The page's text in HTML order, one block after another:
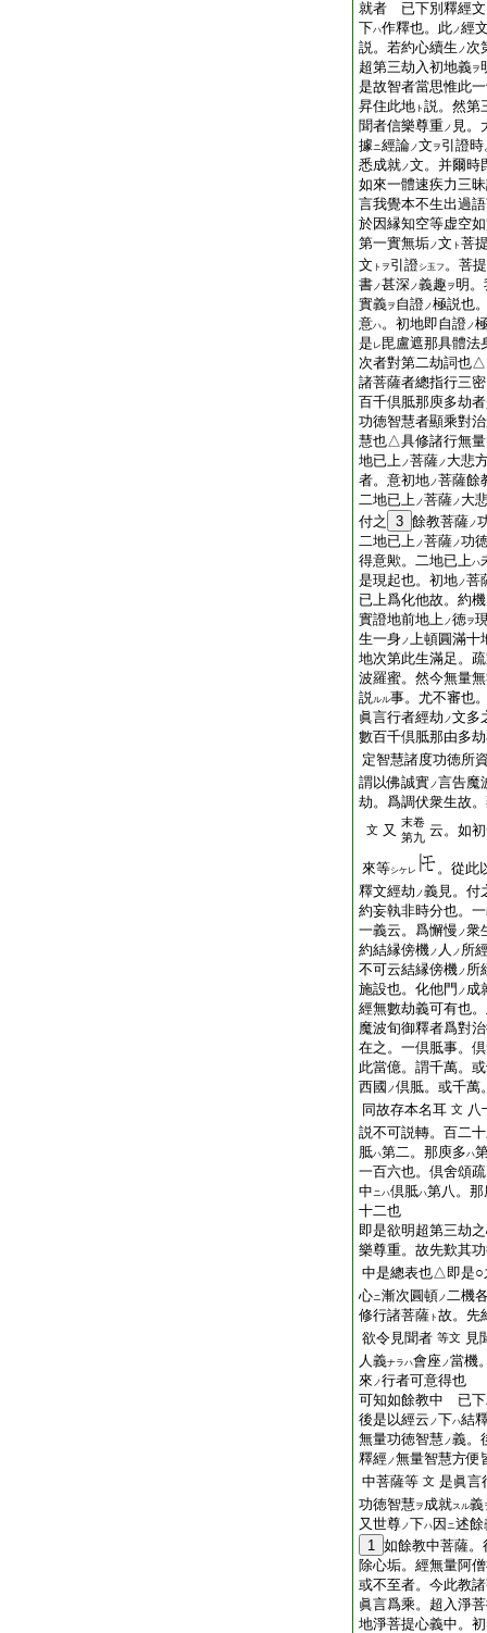
就者 已下別釋經文
下ハ作釋也。此ノ經
説。若約心續生 ノ次
超第三劫入初地義ヲ
是故智者當思惟此
昇住此地 ト 説。然第
聞者信樂尊重ノ 見。
據ニ經論ノ文 ヲ 引證
悉成就ノ文。并爾時
如來一體速疾力三
言我覺本不生出過
於因縁知空等虚空
第一實無垢ノ文 ト 菩
文 トヲ 引證シ玉フ 。菩
書ノ甚深ノ義趣 ヲ明。
實義ヲ 自證ノ極説也
意ハ。初地即自證ノ
是 レ 毘盧遮那具體法
次者對第二劫詞也△
諸菩薩者總指行三
百千倶胝那庾多劫
功徳智慧者顯乘對
慧也△具修諸行無量
地已上ノ菩薩ノ 大悲
者。意初地ノ菩薩餘
二地已上ノ菩薩ノ 大
付之
3 餘教菩薩ノ
二地已上ノ菩薩ノ功
得意歟。二地已上ハ
是現起也。初地ノ菩
已上爲化他故。約
實證地前地上ノ徳ヲ
生一身ノ上頓圓滿十
地次第此生滿足。
波羅蜜。然今無量
説ルル事。尤不審也
眞言行者經劫 ノ文多
數百千倶胝那由多
定智慧諸度功徳所
謂以佛誠實ノ言告魔
劫。爲調伏衆生故
文 又 末卷
第九 云。如
來等シケレ
。從此
釋文經劫 ノ義見。付
約妄執非時分也。
一義云。爲懈慢 ノ衆
約結縁傍機ノ 人 ノ 所
不可云結縁傍機ノ 所
施設也。化他門 ノ 成
經無數劫義可有也
魔波旬御釋者爲對
在之。一倶胝事。
此當億。謂千萬。
西國 ノ倶胝。或千萬
同故存本名耳 文 八
説不可説轉。百二
胝ハ第二。那庾多ハ
一百六也。倶舍頌
中ニハ倶胝ハ第八。那
十二也
即是欲明超第三劫
樂尊重。故先歎其
中是總表也△即是○
心ニ漸次圓頓ノ二機
修行諸菩薩 ト 故。先
欲令見聞者 等文 見
人義ナラハ會座ノ當機
來 ノ行者可意得也
可知如餘教中 已下
後是以經云 ノ下ハ結
無量功徳智慧ノ義。
釋經ノ無量智慧方便
中菩薩等 文 是眞言
功徳智慧ヲ 成就スル義
又世尊ノ下ハ 因 ニ述餘
1 如餘教中菩薩
除心垢。經無量阿
或不至者。今此教
眞言爲乘。超入淨
地淨菩提心義中。